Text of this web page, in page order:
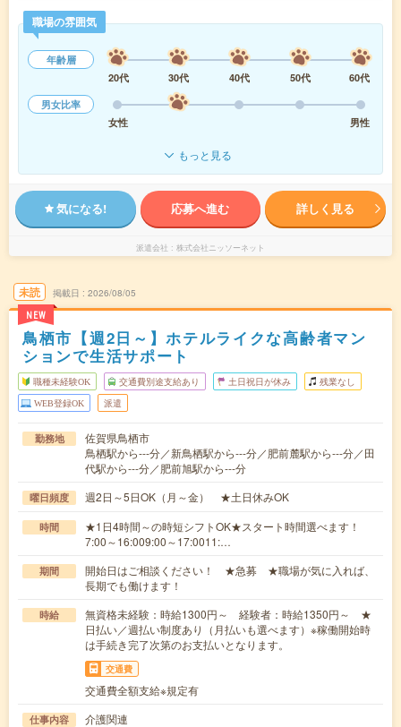
職場の雰囲気
年齢層
20代
30代 40代 50代
60代
男女比率
女性
男性
もっと見る
気になる! 応募へ進む 詳しく見る
派遣会社 株式会社ニッソーネット
未読
NEW
掲載日 2026/08/05
鳥栖市【週2日～】ホテルライクな高齢者マン
ションで生活サポート
職種未経験OK 交通費別途支給あり 土日祝日が休み 残業なし
WEB登録OK 派遣
勤務地
佐賀県鳥栖市
鳥栖駅から---分／新鳥栖駅から---分／肥前麓駅から---分／田
代駅から---分／肥前旭駅から---分
曜日頻度 週2日～5日OK（月～金） ★土日休みOK
時間
★1日4時間～の時短シフトOK★スタート時間選べます！
7:00～16:009:00～17:0011:…
期間
開始日はご相談ください！ ★急募 ★職場が気に入れば、
長期でも働けます！
時給
無資格未経験：時給1300円～ 経験者：時給1350円～ ★
日払い／週払い制度あり（月払いも選べます）※稼働開始時
は手続き完了次第のお支払いとなります。
交通費
交通費全額支給※規定有
仕事内容
介護関連